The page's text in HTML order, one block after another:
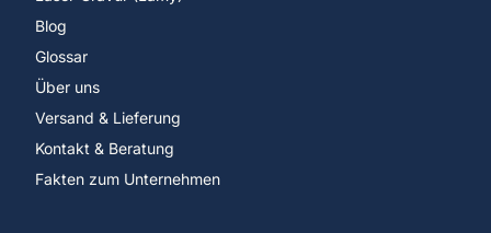
Blog
Glossar
Über uns
Versand & Lieferung
Kontakt & Beratung
Fakten zum Unternehmen